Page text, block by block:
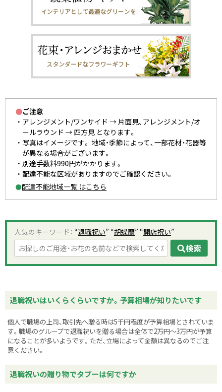
●ご注意
アレンジメント/ワンサイド → 片面見、アレンジメント/オ
ールラウンド → 四方見 となります。
写真はイメージです。 地域・季節によって、一部花材・花器等
が異なる場合がございます。
別途手数料990円がかかります。
配達不能な区域がありますのでご確認ください。
●配達不能地域一覧 はこちら
人気のキーワード： “退職祝い” “胡蝶蘭” “開店祝い”
検索
退職祝いはいくらくらいですか。予算相場が知りたいです
個人で職場の上司、取引先へ贈る時は5千円程度が予算相場とされていま
す。職場のグループで退職祝いを贈る場合は全体で2万円〜3万円が予算
になることが多いようです。ただ、立場によって金額は異なるのでご注
意ください。
退職祝いの贈り物でタブーは何ですか